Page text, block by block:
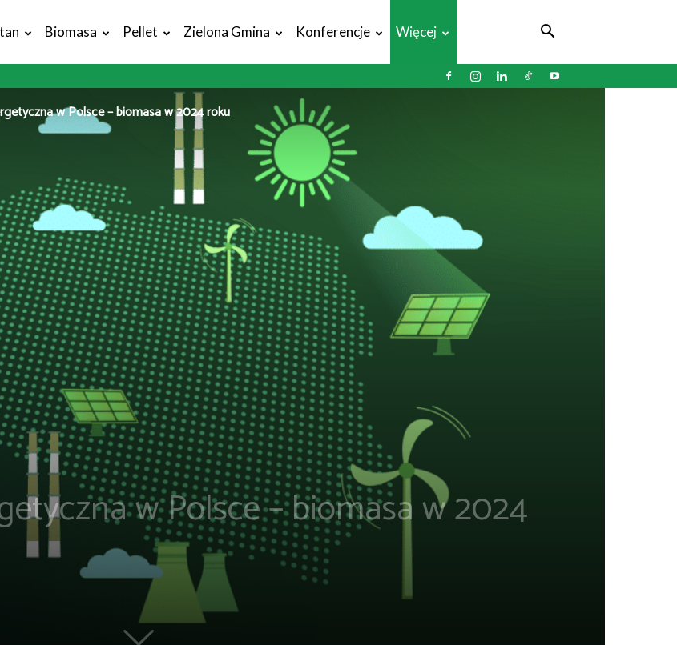
Biomasa Pellet Zielona Gmina Konferencje Więcej
w Polsce – biomasa w 2024 roku
w Polsce – biomasa w 2024